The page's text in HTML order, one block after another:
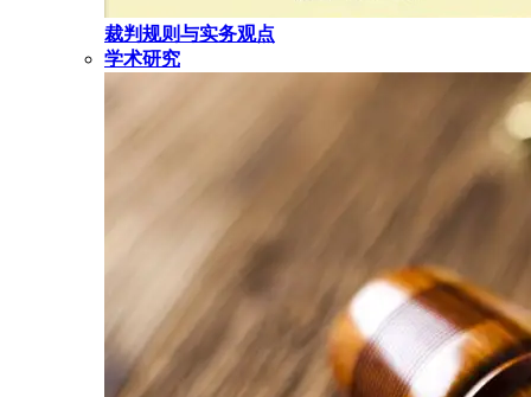
裁判规则与实务观点
学术研究